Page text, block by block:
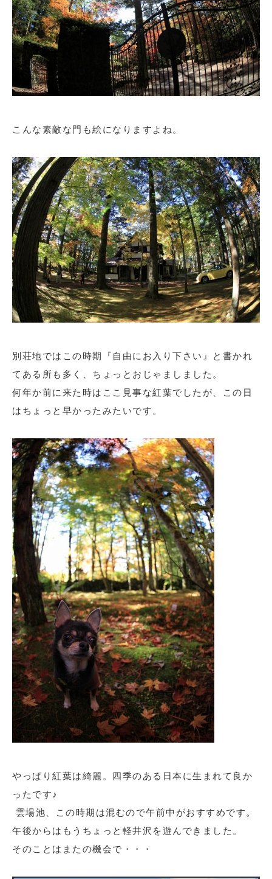
こんな素敵な門も絵になりますよね。
別荘地ではこの時期『自由にお入り下さい』と書かれ
てある所も多く、ちょっとおじゃましました。
何年か前に来た時はここ見事な紅葉でしたが、この日
はちょっと早かったみたいです。
やっぱり紅葉は綺麗。四季のある日本に生まれて良か
ったです♪
雲場池、この時期は混むので午前中がおすすめです。
午後からはもうちょっと軽井沢を遊んできました。
そのことはまたの機会で・・・